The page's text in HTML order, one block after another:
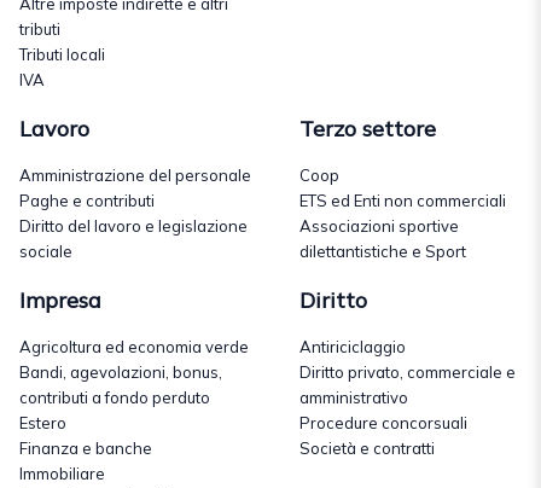
Altre imposte indirette e altri
tributi
Tributi locali
IVA
Lavoro
Amministrazione del personale
Paghe e contributi
Diritto del lavoro e legislazione
sociale
Terzo settore
Coop
ETS ed Enti non commerciali
Associazioni sportive
dilettantistiche e Sport
Impresa
Agricoltura ed economia verde
Bandi, agevolazioni, bonus,
contributi a fondo perduto
Estero
Finanza e banche
Immobiliare
Diritto
Antiriciclaggio
Diritto privato, commerciale e
amministrativo
Procedure concorsuali
Società e contratti